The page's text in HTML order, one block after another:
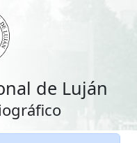
de Luján